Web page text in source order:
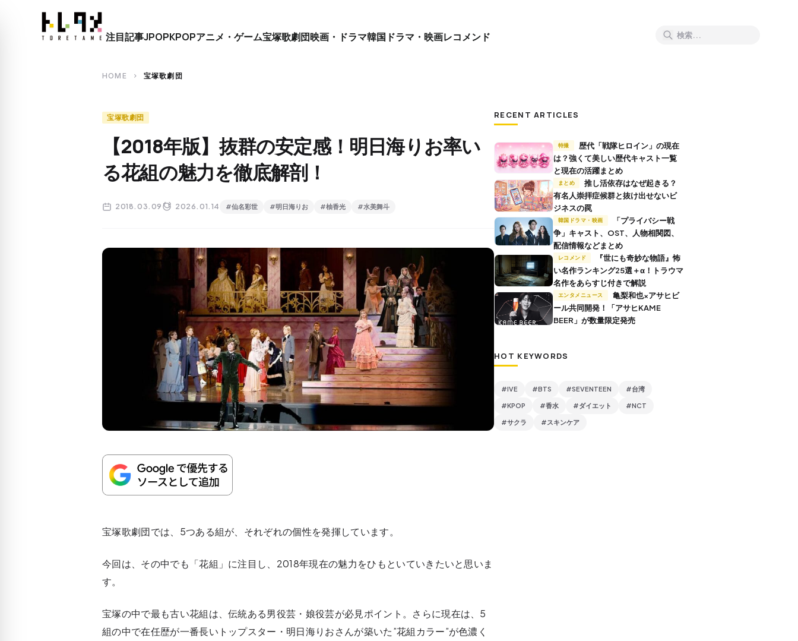
close
注目記事JPOPKPOPアニメ・ゲーム宝塚歌劇団映画・ドラマ韓国ドラマ・映画レコメンド
HOME chevron_right 宝塚歌劇団
宝塚歌劇団
【2018年版】抜群の安定感！明日海りお率い
る花組の魅力を徹底解剖！
2018.03.09 2026.01.14 #仙名彩世 #明日海りお #柚香光 #水美舞斗
宝塚歌劇団では、5つある組が、それぞれの個性を発揮しています。
今回は、その中でも「花組」に注目し、2018年現在の魅力をひもといていきたいと思いま
す。
宝塚の中で最も古い花組は、伝統ある男役芸・娘役芸が必見ポイント。さらに現在は、5
組の中で在任歴が一番長いトップスター・明日海りおさんが築いた”花組カラー”が色濃く
RECENT ARTICLES
特撮
は？強くて美しい歴代キャスト一覧
と現在の活躍まとめ
まとめ
推し活依存はなぜ起きる？
有名人崇拝症候群と抜け出せないビ
ジネスの罠
韓国ドラマ・映画
争」キャスト、OST、人物相関図、
配信情報などまとめ
レコメンド
い名作ランキング25選＋α！トラウマ
名作をあらすじ付きで解説
エンタメニュース
ール共同開発！「アサヒKAME
BEER」が数量限定発売
HOT KEYWORDS
#IVE #BTS #SEVENTEEN #台湾
#KPOP #香水 #ダイエット #NCT
#サクラ #スキンケア